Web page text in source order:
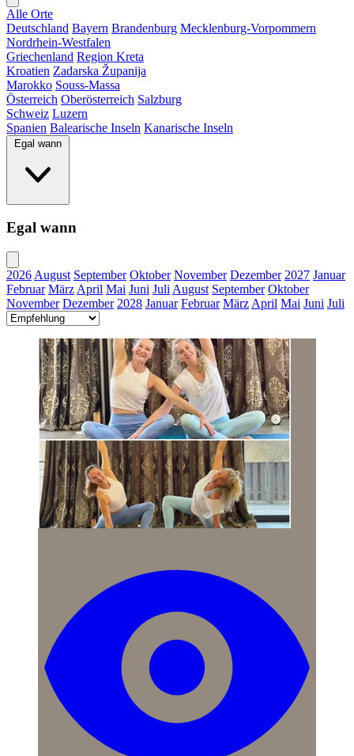
Alle Orte
Deutschland Bayern Brandenburg Mecklenburg-Vorpommern
Nordrhein-Westfalen
Griechenland Region Kreta
Kroatien Zadarska Županija
Marokko Souss-Massa
Österreich Oberösterreich Salzburg
Schweiz Luzern
Spanien Balearische Inseln Kanarische Inseln
Egal wann
Egal wann
2026 August September Oktober November Dezember 2027 Januar
Februar März April Mai Juni Juli August September Oktober
November Dezember 2028 Januar Februar März April Mai Juni Juli